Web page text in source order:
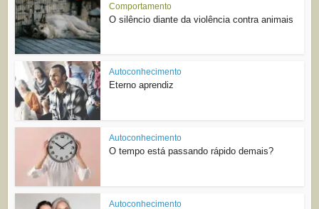
Comportamento
O silêncio diante da violência contra animais
Autoconhecimento
Eterno aprendiz
Autoconhecimento
O tempo está passando rápido demais?
Autoconhecimento